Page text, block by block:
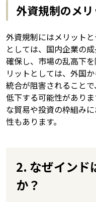
外資規制のメ
外資規制にはメリット
としては、国内企業の
確保し、市場の乱高下
リットとしては、外国
統合が阻害されること
低下する可能性があり
な貿易や投資の枠組み
性もあります。
2. なぜインド
か？